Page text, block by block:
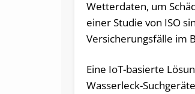
Wetterdaten, um
einer Studie von ISO
Versicherungsfälle im
Eine IoT-basierte
Wasserleck-